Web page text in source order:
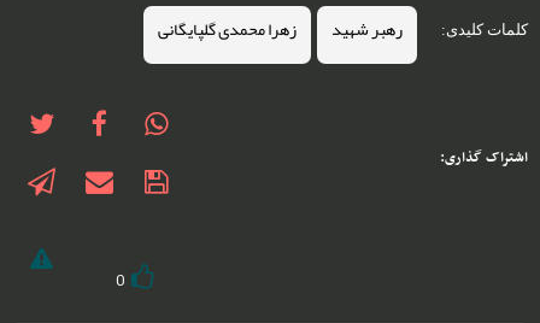
کلمات کلیدی: رهبر شهید زهرا محمدی گلپایگانی
اشتراک گذاری:
0